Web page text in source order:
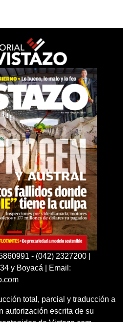
- (042) 2327200 |
y Boyacá | Email:
total, parcial y traducción a
autorización escrita de su